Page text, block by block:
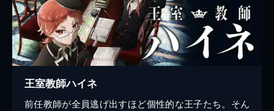
王室教師ハイネ
前任教師が全員逃げ出すほど個性的な王子たち。そん